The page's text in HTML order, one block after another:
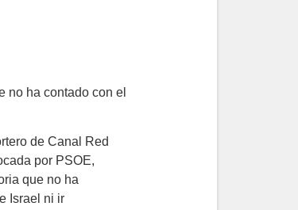
no ha contado con el
de Canal Red
por PSOE,
que no ha
Israel ni ir